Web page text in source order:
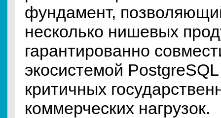
фундамент,
несколько нишевых
гарантированно
экосистемой
критичных
коммерческих нагрузок.